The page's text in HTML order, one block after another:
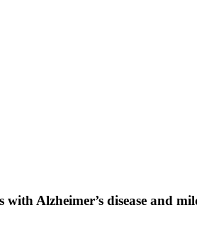
Alzheimer’s disease and